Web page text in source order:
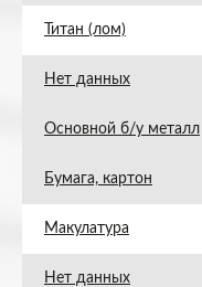
Титан (лом)
Нет данных
Основной б/у металл
Бумага, картон
Макулатура
Нет данных